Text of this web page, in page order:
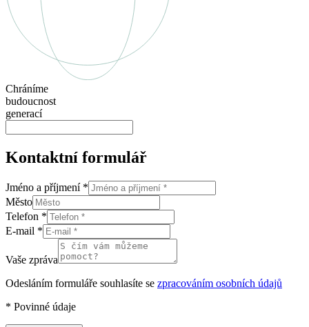
Chráníme
budoucnost
generací
Kontaktní formulář
Jméno a příjmení *
Město
Telefon *
E-mail *
Vaše zpráva
Odesláním formuláře souhlasíte se zpracováním osobních údajů
* Povinné údaje